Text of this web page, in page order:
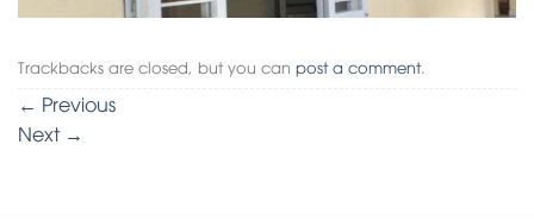
Trackbacks are closed, but you can post a comment.
← Previous
Next →